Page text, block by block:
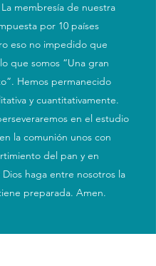
La membresía de nuestra
por 10 países
eso no impedido que
que somos “Una gran
Hemos permanecido
y cuantitativamente.
en el estudio
la comunión unos con
del pan y en
haga entre nosotros la
preparada. Amen.